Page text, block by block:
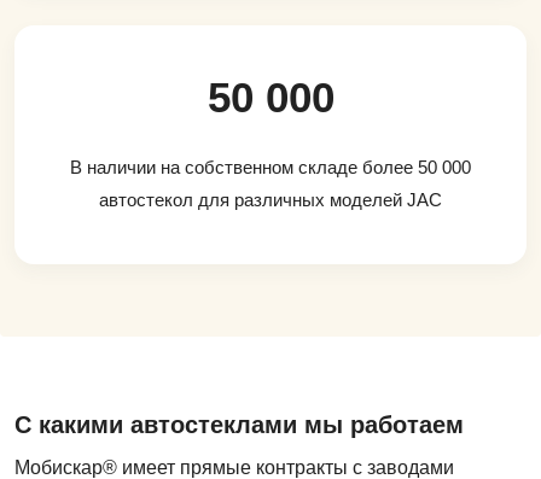
50 000
В наличии на собственном складе более 50 000
автостекол для различных моделей JAC
С какими автостеклами мы работаем
Мобискар® имеет прямые контракты с заводами